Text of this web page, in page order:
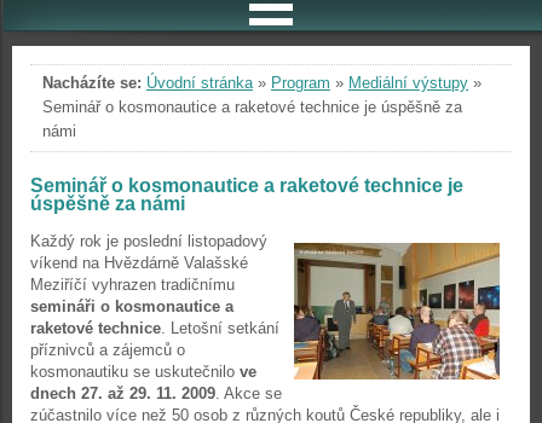
Nacházíte se: Úvodní stránka» Program » Mediální výstupy »
Seminář o kosmonautice a raketové technice je úspěšně za
námi
Seminář o kosmonautice a raketové technice je
úspěšně za námi
Každý rok je poslední listopadový
víkend na Hvězdárně Valašské
Meziříčí vyhrazen tradičnímu
semináři o kosmonautice a
raketové technice. Letošní setkání
příznivců a zájemců o
kosmonautiku se uskutečnilo ve
dnech 27. až 29. 11. 2009. Akce se
zúčastnilo více než 50 osob z různých koutů České republiky, ale i